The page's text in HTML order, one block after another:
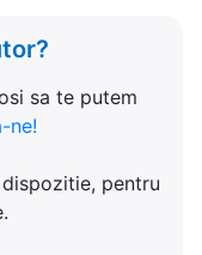
sa te putem
ne!
pentru